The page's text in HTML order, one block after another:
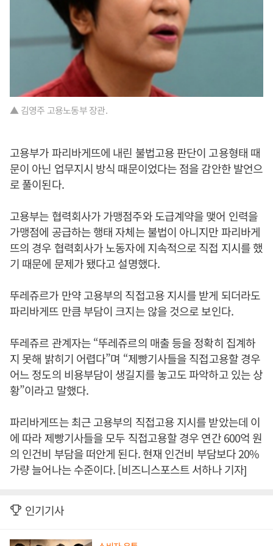
▲ 김영주 고용노동부 장관.
고용부가 파리바게뜨에 내린 불법고용 판단이 고용형태 때
문이 아닌 업무지시 방식 때문이었다는 점을 감안한 발언으
로 풀이된다.
고용부는 협력회사가 가맹점주와 도급계약을 맺어 인력을
가맹점에 공급하는 행태 자체는 불법이 아니지만 파리바게
뜨의 경우 협력회사가 노동자에 지속적으로 직접 지시를 했
기 때문에 문제가 됐다고 설명했다.
뚜레쥬르가 만약 고용부의 직접고용 지시를 받게 되더라도
파리바게뜨 만큼 부담이 크지는 않을 것으로 보인다.
뚜레쥬르 관계자는 “뚜레쥬르의 매출 등을 정확히 집계하
지 못해 밝히기 어렵다”며 “제빵기사들을 직접고용할 경우
어느 정도의 비용부담이 생길지를 놓고도 파악하고 있는 상
황”이라고 말했다.
파리바게뜨는 최근 고용부의 직접고용 지시를 받았는데 이
에 따라 제빵기사들을 모두 직접고용할 경우 연간 600억 원
의 인건비 부담을 떠안게 된다. 현재 인건비 부담보다 20%
가량 늘어나는 수준이다. [비즈니스포스트 서하나 기자]
인기기사